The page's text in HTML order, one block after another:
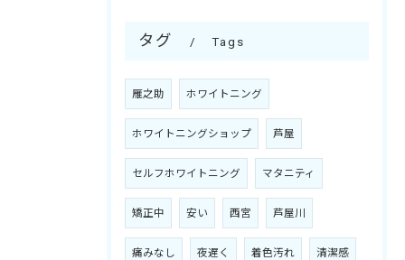
タグ Tags
雁之助 ホワイトニング
ホワイトニングショップ 芦屋
セルフホワイトニング マタニティ
矯正中 安い 西宮 芦屋川
痛みなし 夜遅く 着色汚れ 清潔感